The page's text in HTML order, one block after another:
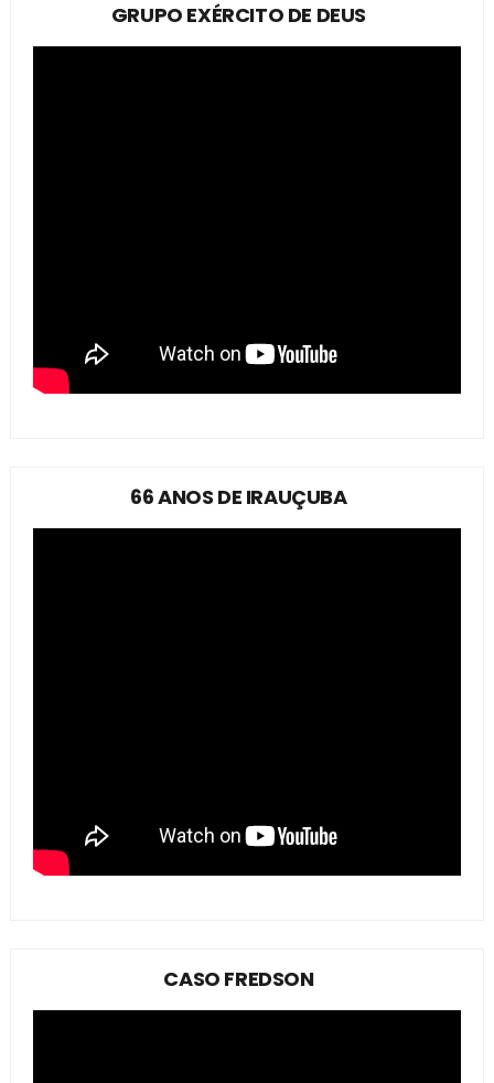
GRUPO EXÉRCITO DE DEUS
66 ANOS DE IRAUÇUBA
CASO FREDSON